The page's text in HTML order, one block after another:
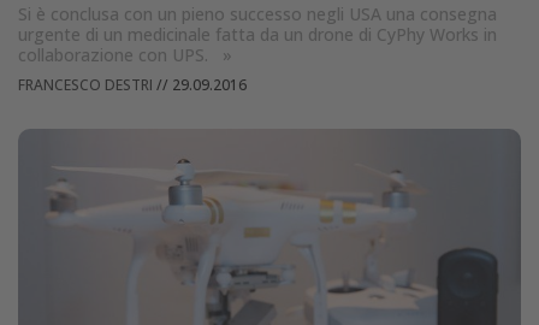
Si è conclusa con un pieno successo negli USA una consegna
urgente di un medicinale fatta da un drone di CyPhy Works in
collaborazione con UPS.
»
FRANCESCO DESTRI // 29.09.2016